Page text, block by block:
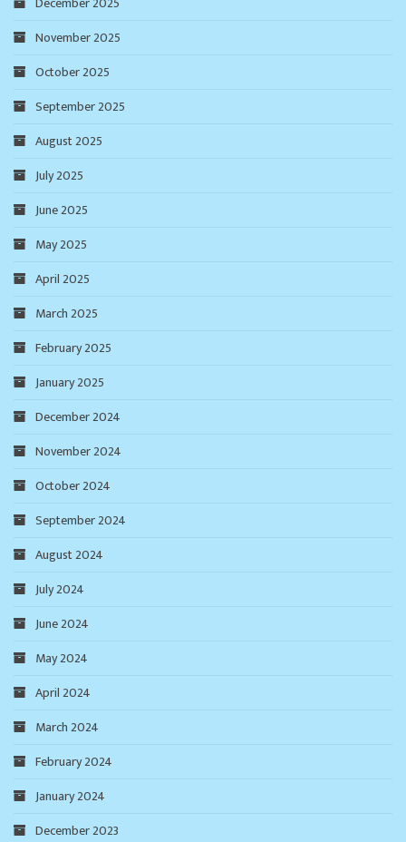
November 2025
October 2025
September 2025
August 2025
July 2025
June 2025
May 2025
April 2025
March 2025
February 2025
January 2025
December 2024
November 2024
October 2024
September 2024
August 2024
July 2024
June 2024
May 2024
April 2024
March 2024
February 2024
January 2024
December 2023